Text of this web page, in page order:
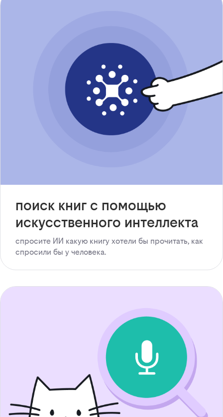
поиск книг с помощью
искусственного интеллекта
спросите ИИ какую книгу хотели бы прочитать, как
спросили бы у человека.